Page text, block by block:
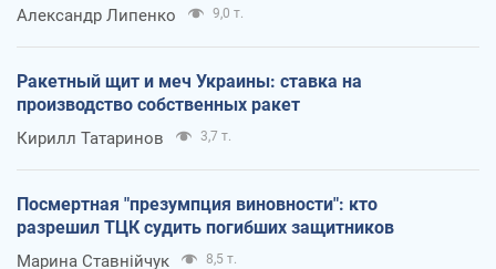
Александр Липенко 9,0 т.
Ракетный щит и меч Украины: ставка на
производство собственных ракет
Кирилл Татаринов 3,7 т.
Посмертная "презумпция виновности": кто
разрешил ТЦК судить погибших защитников
Марина Ставнійчук 8,5 т.